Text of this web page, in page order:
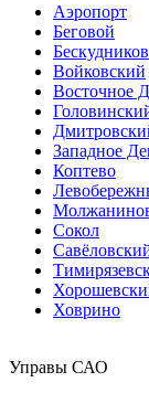
Аэропорт
Беговой
Войковский
Восточное
Западное
Коптево
Сокол
Ховрино
Управы САО